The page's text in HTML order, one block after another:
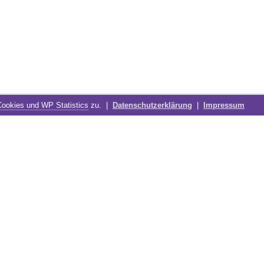
und WP Statistics zu. | Datenschutzerklärung Impressum